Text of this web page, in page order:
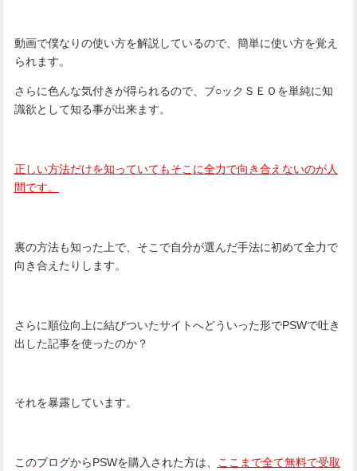
動画で僕なりの使い方を解説しているので、簡単に使い方を覚え
られます。
さらに色んな気付きが得られるので、ブ○ックＳＥＯを単純に知
識欲として知る事が出来ます。
正しい方法だけを知っていてもそこに全力で向き合えないのが人
間です。
裏の方法も知った上で、そこで自分が選んだ手法に初めて全力で
向き合えたりします。
さらに順位向上に結びついたサイトへどういった形でPSWで吐き
出した記事を使ったのか？
それを暴露しています。
このブログからPSWを購入された方は、
ここまで全て無料で受取